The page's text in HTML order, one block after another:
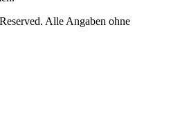
Alle Angaben ohne